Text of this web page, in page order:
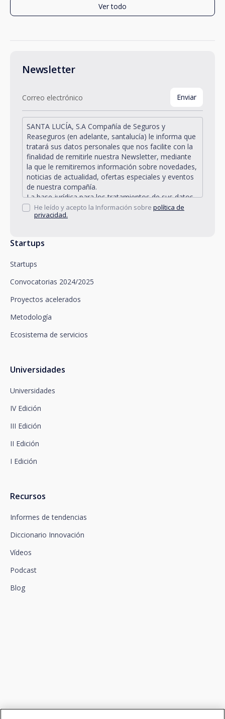
Ver todo
Startups
Startups
Convocatorias 2024/2025
Proyectos acelerados
Metodología
Ecosistema de servicios
Universidades
Universidades
IV Edición
III Edición
II Edición
I Edición
Recursos
Informes de tendencias
Diccionario Innovación
Vídeos
Podcast
Blog
Newsletter
SANTA LUCÍA, S.A Compañía de Seguros y
Reaseguros (en adelante, santalucía) le informa que
tratará sus datos personales que nos facilite con la
finalidad de remitirle nuestra Newsletter, mediante
la que le remitiremos información sobre novedades,
noticias de actualidad, ofertas especiales y eventos
de nuestra compañía.
La base jurídica para los tratamientos de sus datos
personales descritos se encuentra en la propia
gestión y desarrollo de la relación jurídica existente
Santalucía le informa que puede ejercitar sus
oposición, limitación del tratamiento y portabilidad,
así como oponerse al tratamiento de sus datos con
mediante un escrito, que deberá remitir a Plaza de
Departamento de Privacidad o bien a
Newsletter Impulsa.
dpo@santalucía.es
reclamación ante la Autoridad de Control
Dispone de información completa sobre protección
apartado de Política de Privacidad, que le
aconsejamos consulte.
He leído y acepto la Información sobre política de
privacidad.